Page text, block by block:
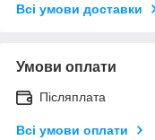
Всі умови доставки
Умови оплати
Післяплата
Всі умови оплати